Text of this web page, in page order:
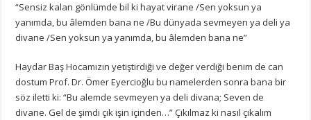
“Sensiz kalan gönlümde bil ki hayat virane /Sen yoksun ya
yanımda, bu âlemden bana ne /Bu dünyada sevmeyen ya deli ya
divane /Sen yoksun ya yanımda, bu âlemden bana ne”
Haydar Baş Hocamızın yetiştirdiği ve değer verdiği benim de can
dostum Prof. Dr. Ömer Eyercioğlu bu namelerden sonra bana bir
söz iletti ki: “Bu alemde sevmeyen ya deli divana; Seven de
divane. Gel de şimdi çık işin içinden…” Çıkılmaz ki nasıl çıkalım